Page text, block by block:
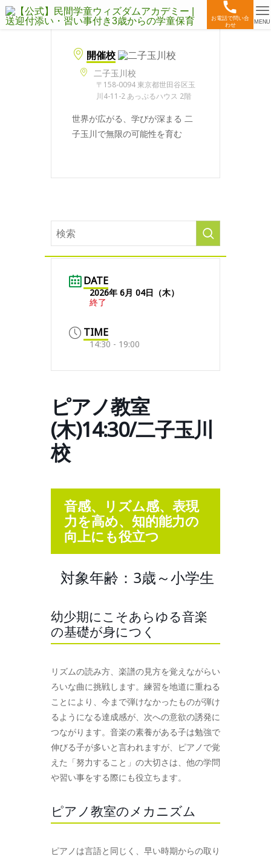
お電話で問い合
わせ
MENU
開催校
二子玉川校
〒158-0094 東京都世田谷区玉
川4-11-2 あっぷるハウス 2階
世界が広がる、学びが深まる 二
子玉川で無限の可能性を育む
DATE
2026年 6月 04日（木）
終了
TIME
14:30 - 19:00
ピアノ教室
(木)14:30/二子玉川
校
音感、リズム感、表現
力を高め、知的能力の
向上にも役立つ
対象年齢：3歳～小学生
幼少期にこそあらゆる音楽
の基礎が身につく
リズムの読み方、楽譜の見方を覚えながらい
ろいな曲に挑戦します。練習を地道に重ねる
ことにより、今まで弾けなかったものが弾け
るようになる達成感が、次への意欲の誘発に
つながります。音楽の素養がある子は勉強で
伸びる子が多いと言われますが、ピアノで覚
えた「努力すること」の大切さは、他の学問
や習い事をする際にも役立ちます。
ピアノ教室のメカニズム
ピアノは言語と同じく、早い時期からの取り